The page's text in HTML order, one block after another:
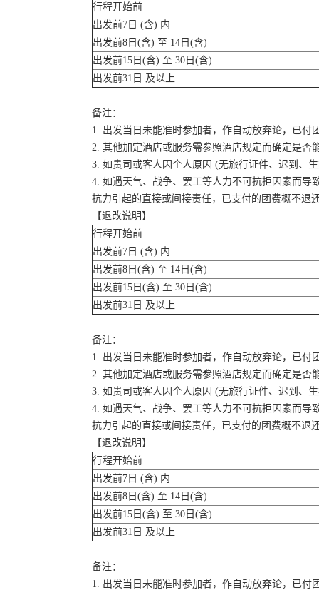
行程开始前
出发前7日 (含) 内
出发前8日(含) 至 14日(含)
出发前15日(含) 至 30日(含)
出发前31日 及以上
备注：
1. 出发当日未能准时参加者，作自动放弃论，已付
2. 其他加定酒店或服务需参照酒店规定而确定是否
3. 如贵司或客人因个人原因 (无旅行证件、迟到、
4. 如遇天气、战争、罢工等人力不可抗拒因素而
抗力引起的直接或间接责任，已支付的团费概不退
【退改说明】
行程开始前
出发前7日 (含) 内
出发前8日(含) 至 14日(含)
出发前15日(含) 至 30日(含)
出发前31日 及以上
备注：
1. 出发当日未能准时参加者，作自动放弃论，已付
2. 其他加定酒店或服务需参照酒店规定而确定是否
3. 如贵司或客人因个人原因 (无旅行证件、迟到、
4. 如遇天气、战争、罢工等人力不可抗拒因素而
抗力引起的直接或间接责任，已支付的团费概不退
【退改说明】
行程开始前
出发前7日 (含) 内
出发前8日(含) 至 14日(含)
出发前15日(含) 至 30日(含)
出发前31日 及以上
备注：
1. 出发当日未能准时参加者，作自动放弃论，已付